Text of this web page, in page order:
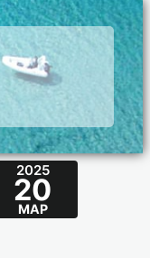
2025
20
ΜΑΡ